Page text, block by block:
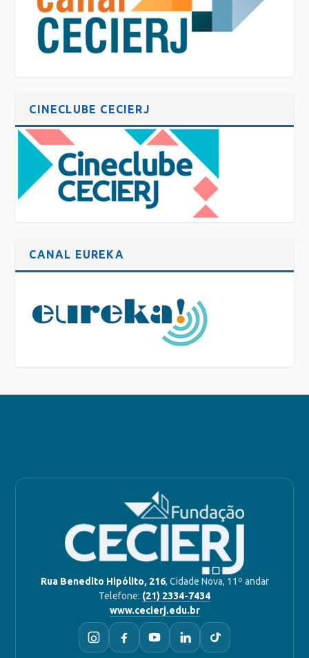
CINECLUBE CECIERJ
CANAL EUREKA
Rua Benedito Hipólito, 216, Cidade Nova, 11º andar
Telefone: (21) 2334-7434
www.cecierj.edu.br